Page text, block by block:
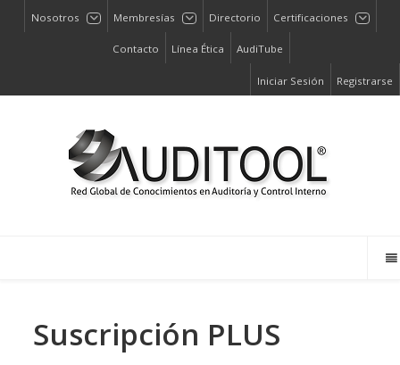
Nosotros Membresías Directorio Certificaciones
Contacto Línea Ética AudiTube
Iniciar Sesión Registrarse
Suscripción PLUS